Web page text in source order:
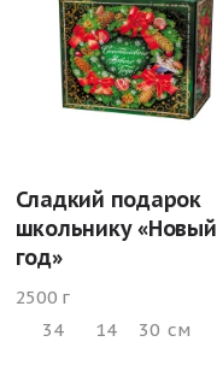
Сладкий подарок
школьнику «Новый
год»
2500 г
34
14 30 см